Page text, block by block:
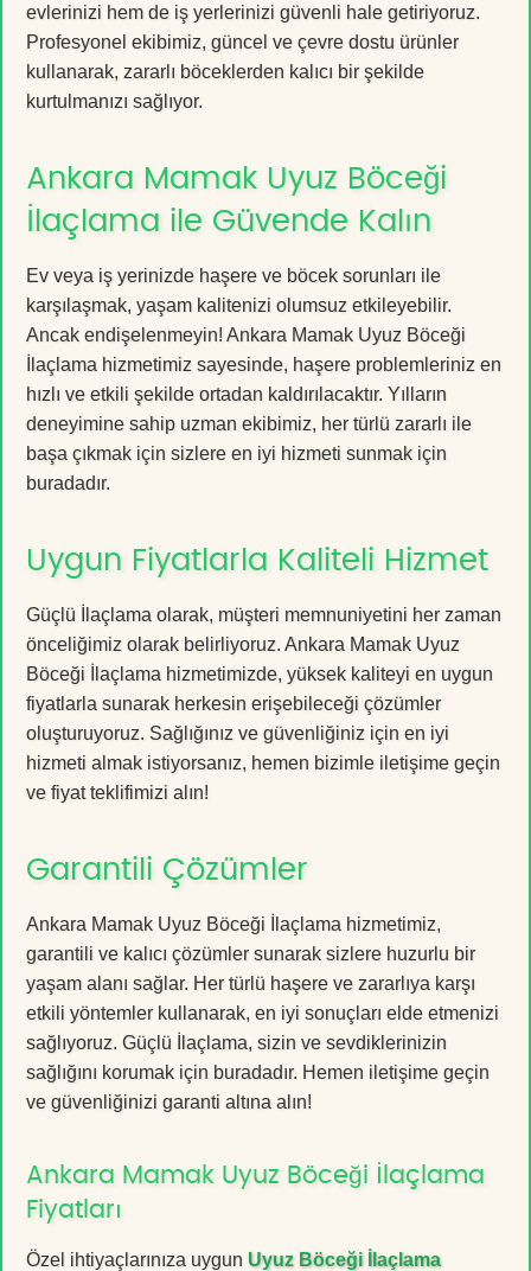
evlerinizi hem de iş yerlerinizi güvenli hale getiriyoruz.
Profesyonel ekibimiz, güncel ve çevre dostu ürünler
kullanarak, zararlı böceklerden kalıcı bir şekilde
kurtulmanızı sağlıyor.
Ankara Mamak Uyuz Böceği
İlaçlama ile Güvende Kalın
Ev veya iş yerinizde haşere ve böcek sorunları ile
karşılaşmak, yaşam kalitenizi olumsuz etkileyebilir.
Ancak endişelenmeyin! Ankara Mamak Uyuz Böceği
İlaçlama hizmetimiz sayesinde, haşere problemleriniz en
hızlı ve etkili şekilde ortadan kaldırılacaktır. Yılların
deneyimine sahip uzman ekibimiz, her türlü zararlı ile
başa çıkmak için sizlere en iyi hizmeti sunmak için
buradadır.
Uygun Fiyatlarla Kaliteli Hizmet
Güçlü İlaçlama olarak, müşteri memnuniyetini her zaman
önceliğimiz olarak belirliyoruz. Ankara Mamak Uyuz
Böceği İlaçlama hizmetimizde, yüksek kaliteyi en uygun
fiyatlarla sunarak herkesin erişebileceği çözümler
oluşturuyoruz. Sağlığınız ve güvenliğiniz için en iyi
hizmeti almak istiyorsanız, hemen bizimle iletişime geçin
ve fiyat teklifimizi alın!
Garantili Çözümler
Ankara Mamak Uyuz Böceği İlaçlama hizmetimiz,
garantili ve kalıcı çözümler sunarak sizlere huzurlu bir
yaşam alanı sağlar. Her türlü haşere ve zararlıya karşı
etkili yöntemler kullanarak, en iyi sonuçları elde etmenizi
sağlıyoruz. Güçlü İlaçlama, sizin ve sevdiklerinizin
sağlığını korumak için buradadır. Hemen iletişime geçin
ve güvenliğinizi garanti altına alın!
Ankara Mamak Uyuz Böceği İlaçlama
Fiyatları
Özel ihtiyaçlarınıza uygun Uyuz Böceği İlaçlama